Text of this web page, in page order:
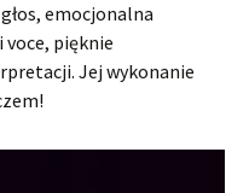
emocjonalna
pięknie
Jej wykonanie